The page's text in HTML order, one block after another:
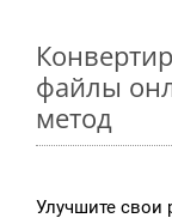
файлы
метод
Улучшите свои